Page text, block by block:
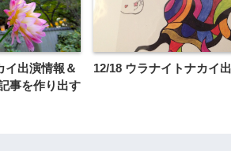
イ出演情報＆
事を作り出す
12/18 ウラナイトナカイ